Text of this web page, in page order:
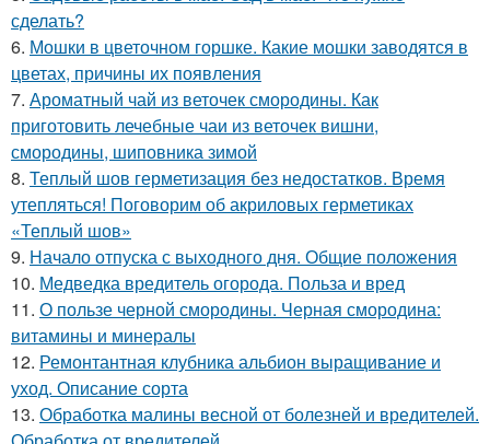
сделать?
6. Мошки в цветочном горшке. Какие мошки заводятся в
цветах, причины их появления
7. Ароматный чай из веточек смородины. Как
приготовить лечебные чаи из веточек вишни,
смородины, шиповника зимой
8. Теплый шов герметизация без недостатков. Время
утепляться! Поговорим об акриловых герметиках
«Теплый шов»
9. Начало отпуска с выходного дня. Общие положения
10. Медведка вредитель огорода. Польза и вред
11. О пользе черной смородины. Черная смородина:
витамины и минералы
12. Ремонтантная клубника альбион выращивание и
уход. Описание сорта
13. Обработка малины весной от болезней и вредителей.